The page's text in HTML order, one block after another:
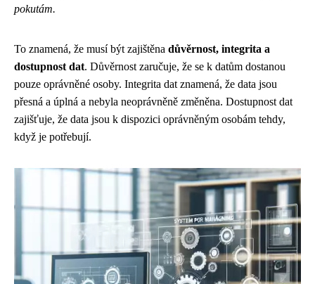
pokutám.
To znamená, že musí být zajištěna důvěrnost, integrita a
dostupnost dat. Důvěrnost zaručuje, že se k datům dostanou
pouze oprávněné osoby. Integrita dat znamená, že data jsou
přesná a úplná a nebyla neoprávněně změněna. Dostupnost dat
zajišťuje, že data jsou k dispozici oprávněným osobám tehdy,
když je potřebují.